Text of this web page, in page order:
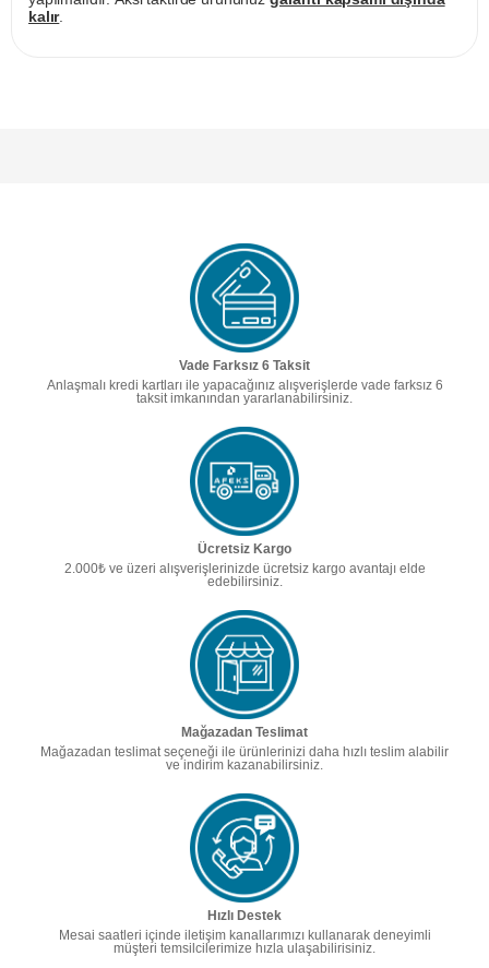
kalır.
Vade Farksız 6 Taksit
Anlaşmalı kredi kartları ile yapacağınız alışverişlerde vade farksız 6
taksit imkanından yararlanabilirsiniz.
Ücretsiz Kargo
2.000₺ ve üzeri alışverişlerinizde ücretsiz kargo avantajı elde
edebilirsiniz.
Mağazadan Teslimat
Mağazadan teslimat seçeneği ile ürünlerinizi daha hızlı teslim alabilir
ve indirim kazanabilirsiniz.
Hızlı Destek
Mesai saatleri içinde iletişim kanallarımızı kullanarak deneyimli
müşteri temsilcilerimize hızla ulaşabilirisiniz.